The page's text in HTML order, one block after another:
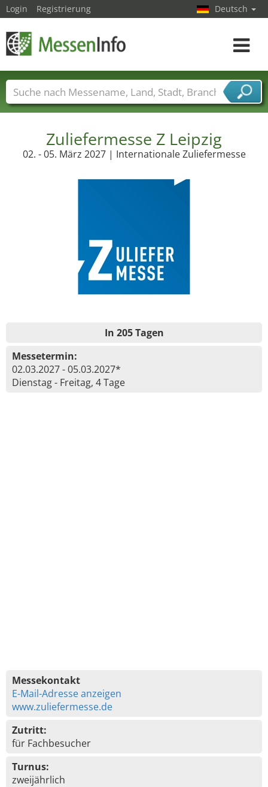
Zuliefermesse Z Leipzig
02. - 05. März 2027 | Internationale Zuliefermesse
In 205 Tagen
Messetermin:
02.03.2027 - 05.03.2027*
Dienstag - Freitag, 4 Tage
Messekontakt
E-Mail-Adresse anzeigen
www.zuliefermesse.de
Zutritt:
für Fachbesucher
Turnus:
zweijährlich
Login Registrierung Deutsch
Toggle
Messenamen Länder Städte
Branchen